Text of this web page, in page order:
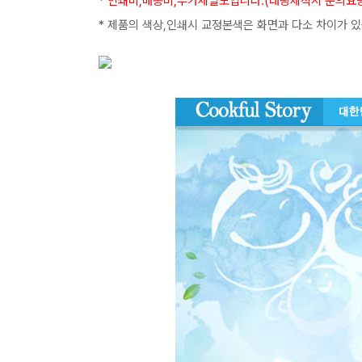
* 제품의 색상,인쇄시 교정본색은 화면과 다소 차이가